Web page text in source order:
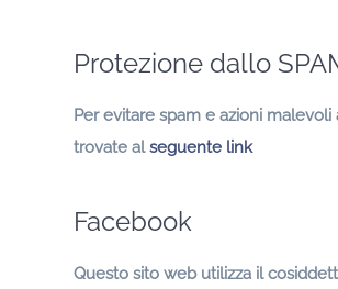
Protezione dallo
Per evitare spam e azioni
trovate alseguente link
Facebook
Questo sito web utilizza il